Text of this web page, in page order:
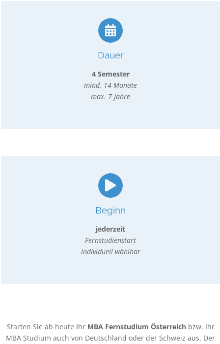
Dauer
4 Semester
mind. 14 Monate
max. 7 Jahre
Beginn
jederzeit
Fernstudienstart
individuell wählbar
Starten Sie ab heute Ihr MBA Fernstudium Österreichbzw. Ihr
MBA Studium auch von Deutschland oder der Schweiz aus. Der